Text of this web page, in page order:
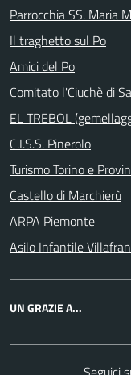
Parrocchia SS. Maria
Il traghetto sul Po
Amici del Po
Comitato l'Ciuchè di
EL TREBOL
C.I.S.S. Pinerolo
Turismo Torino e
Castello di Marchierù
ARPA Piemonte
Asilo Infantile
UN GRAZIE A...